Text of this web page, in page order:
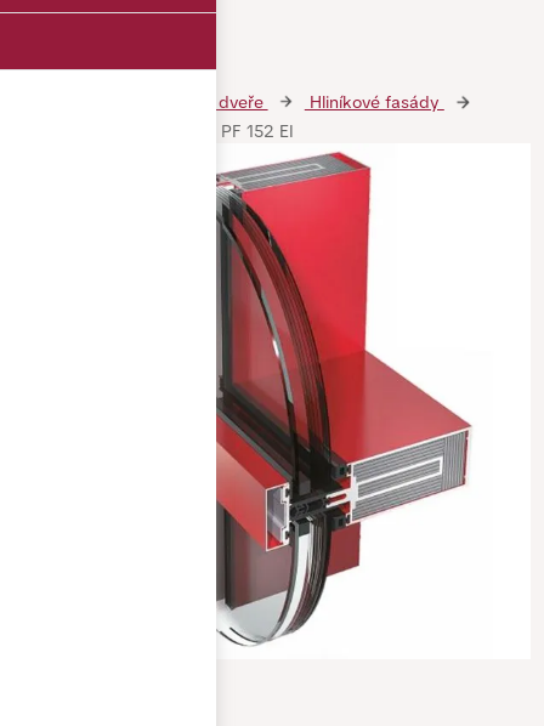
Hliníková okna a dveře
Hliníkové fasády
Protipožární fasádní profil PF 152 EI